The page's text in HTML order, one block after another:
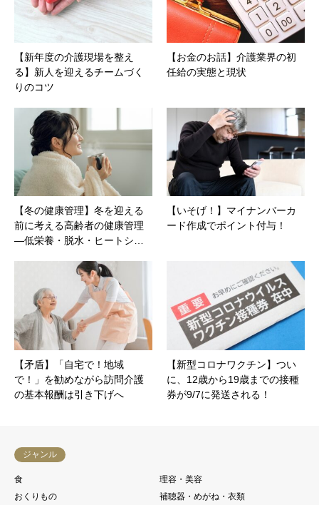
【新年度の介護現場を整え
る】新人を迎えるチームづく
りのコツ
【お金のお話】介護業界の初
任給の実態と現状
【冬の健康管理】冬を迎える
前に考える高齢者の健康管理
―低栄養・脱水・ヒートシ…
【いそげ！】マイナンバーカ
ード作成でポイント付与！
【矛盾】「自宅で！地域
で！」を勧めながら訪問介護
の基本報酬は引き下げへ
【新型コロナワクチン】つい
に、12歳から19歳までの接種
券が9/7に発送される！
ジャンル
食
理容・美容
おくりもの
補聴器・めがね・衣類